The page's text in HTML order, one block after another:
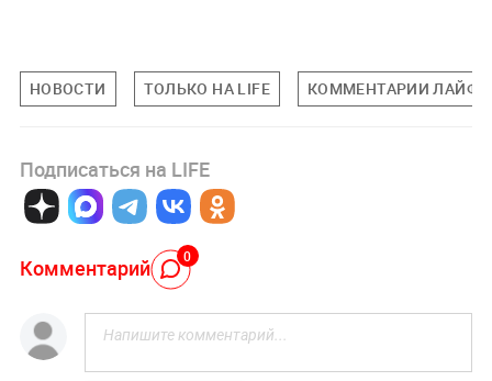
НОВОСТИ ТОЛЬКО НА LIFE КОММЕНТАРИИ ЛАЙФУ
Подписаться на LIFE
Комментарий 0